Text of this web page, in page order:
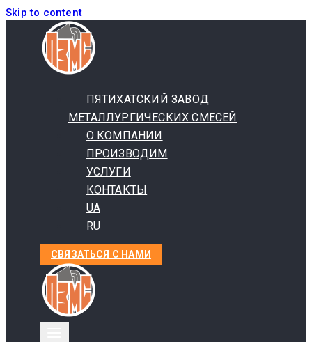
Skip to content
ПЯТИХАТСКИЙ ЗАВОД
МЕТАЛЛУРГИЧЕСКИХ СМЕСЕЙ
О КОМПАНИИ
ПРОИЗВОДИМ
УСЛУГИ
КОНТАКТЫ
UA
RU
СВЯЗАТЬСЯ С НАМИ